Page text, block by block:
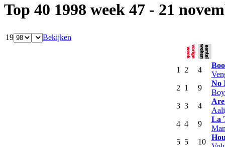
Top 40 1998 week 47 - 21
19 Bekijken
1 2 4
2 1 9
No
3 3 4
4 4 9
La
5 5 10